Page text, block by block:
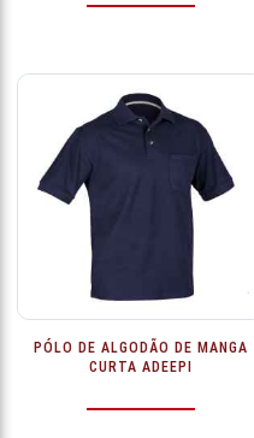
PÓLO DE ALGODÃO DE MANGA
CURTA ADEEPI